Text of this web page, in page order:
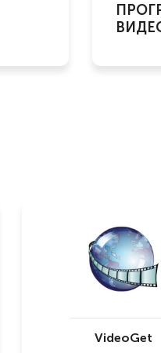
VideoGet